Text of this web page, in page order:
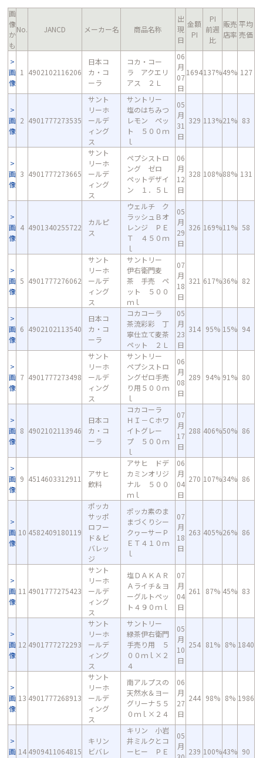
画
像
か
も
No. JANCD メーカー名 商品名称
出
現
日
金額
PI
PI
前週
比
販売
店率
平均
売価
画
像
1 4902102116206
日本コ
カ・コ
ーラ
コカ・コー
ラ アクエリ
アス ２Ｌ
06
月
07
日
1694137%49% 127
画
像
2 4901777273535
サント
リーホ
ールデ
ィング
ス
サントリー
塩のはちみつ
レモン ペッ
ト ５００ｍ
ｌ
05
月
31
日
329 113%21% 83
画
像
3 4901777273665
サント
リーホ
ールデ
ィング
ス
ペプシストロ
ング ゼロ
ペットデザイ
ン １．５Ｌ
06
月
12
日
328 108%88% 131
画
像
4 4901340255722
カルピ
ス
ウェルチ ク
ラッシュＢオ
レンジ ＰＥ
Ｔ ４５０ｍ
ｌ
05
月
29
日
326 169%11% 58
画
像
5 4901777276062
サント
リーホ
ールデ
ィング
ス
サントリー
伊右衛門麦
茶 手売 ペ
ット ５００
ｍｌ
07
月
18
日
321 617%36% 82
画
像
6 4902102113540
日本コ
カ・コ
ーラ
コカコーラ
茶流彩彩 丁
寧仕立て麦茶
ペット ２Ｌ
05
月
23
日
314 95% 15% 94
画
像
7 4901777273498
サント
リーホ
ールデ
ィング
ス
サントリー
ペプシストロ
ングゼロ手売
り用５００ｍ
ｌ
06
月
08
日
289 94% 91% 80
画
像
8 4902102113946
日本コ
カ・コ
ーラ
コカコーラ
ＨＩ－Ｃホワ
イトグレー
プ ５００ｍ
ｌ
07
月
17
日
288 406%50% 86
画
像
9 4514603312911
アサヒ
飲料
アサヒ ドデ
カミンオリジ
ナル ５００
ｍｌ
06
月
04
日
270 107%34% 86
画
像
10 4582409180119
ポッカ
サッポ
ロフー
ド＆ビ
バレッ
ジ
ポッカ素のま
まづくりシー
クヮーサーＰ
ＥＴ４１０ｍ
ｌ
07
月
18
日
263 405%26% 86
画
像
11 4901777275423
サント
リーホ
ールデ
ィング
ス
塩ＤＡＫＡＲ
Ａライチ＆ヨ
ーグルトペッ
ト４９０ｍｌ
07
月
04
日
261 87% 45% 83
画
像
12 4901777272293
サント
リーホ
ールデ
ィング
ス
サントリー
緑茶伊右衛門
手売り用 ５
００ｍｌ×２
４
05
月
10
日
254 81% 8% 1840
画
像
13 4901777268913
サント
リーホ
ールデ
ィング
ス
南アルプスの
天然水＆ヨー
グリーナ５５
０ｍｌ×２４
06
月
27
日
244 98% 8% 1986
画 14 4909411064815
キリン
ビバレ
キリン 小岩
井ミルクとコ
ーヒー ＰＥ
05
月
239 100%43% 90